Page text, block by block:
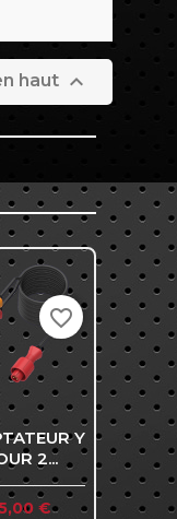
haut 
Y
2...
€
favorite_border